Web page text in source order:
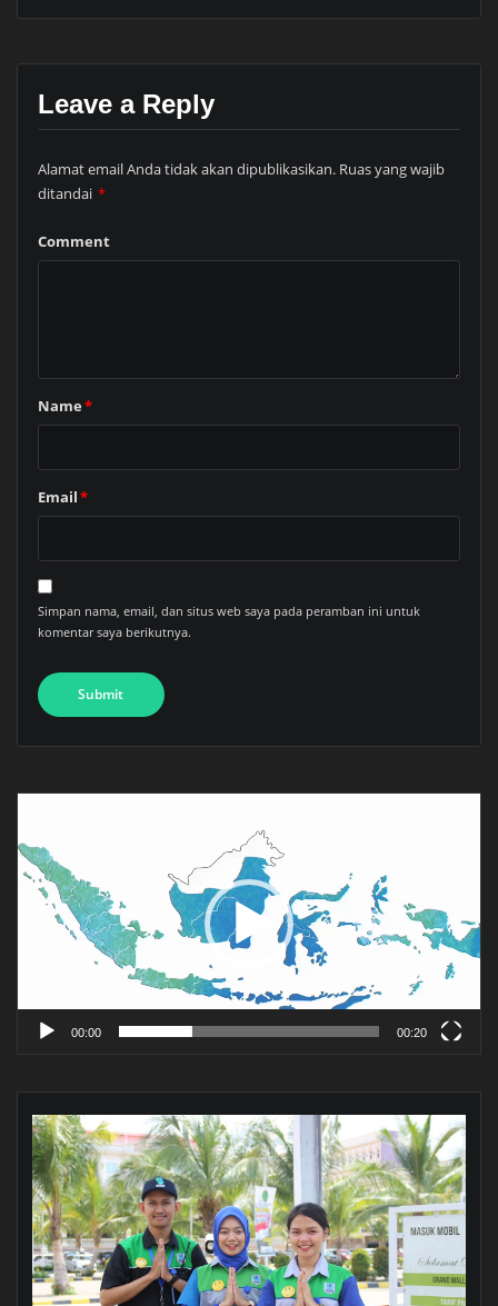
Leave a Reply
Alamat email Anda tidak akan dipublikasikan. Ruas yang wajib
ditandai *
Comment
Name*
Email*
Simpan nama, email, dan situs web saya pada peramban ini untuk
komentar saya berikutnya.
00:00 00:20